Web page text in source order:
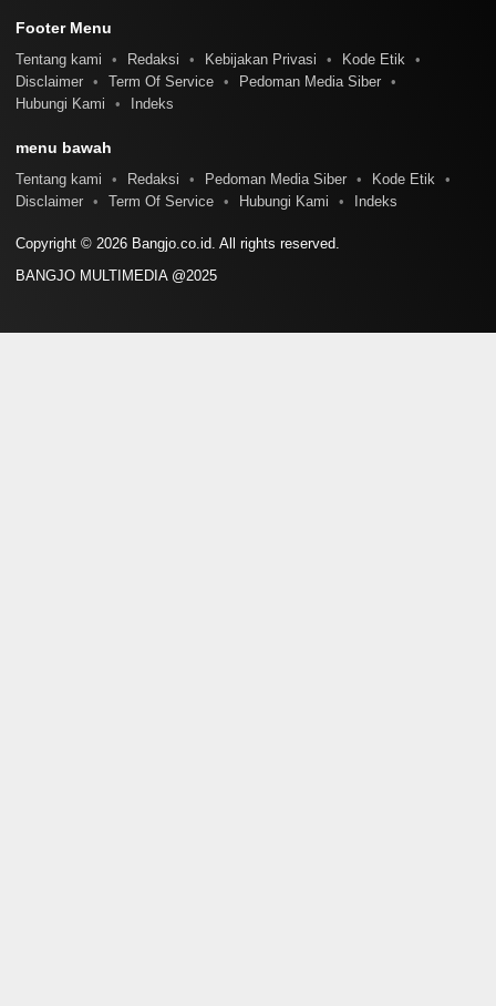
Footer Menu
Tentang kami Redaksi Kebijakan Privasi
Kode Etik
Disclaimer
Term Of Service
Pedoman Media Siber
Hubungi Kami
Indeks
menu bawah
Tentang kami Redaksi Pedoman Media Siber
Kode Etik
Disclaimer
Term Of Service Hubungi Kami Indeks
Copyright © 2026 Bangjo.co.id. All rights reserved.
BANGJO MULTIMEDIA @2025